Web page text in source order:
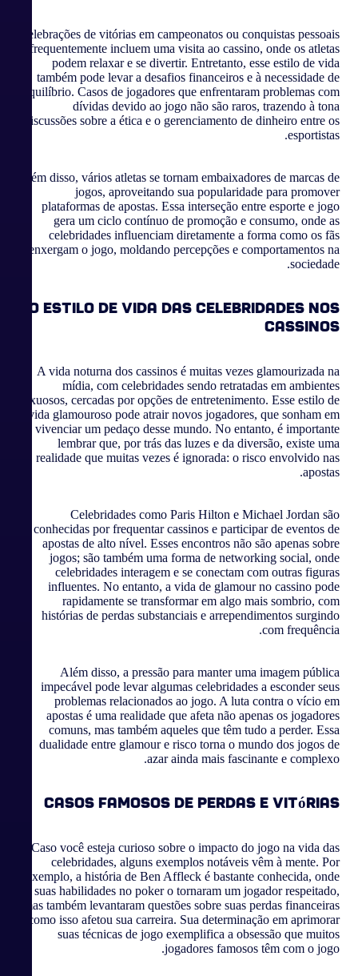
Celebrações de vitórias em campeonatos ou conquistas pessoais
frequentemente incluem uma visita ao cassino, onde os atletas
podem relaxar e se divertir. Entretanto, esse estilo de vida
também pode levar a desafios financeiros e à necessidade de
equilíbrio. Casos de jogadores que enfrentaram problemas com
dívidas devido ao jogo não são raros, trazendo à tona
discussões sobre a ética e o gerenciamento de dinheiro entre os
esportistas.
Além disso, vários atletas se tornam embaixadores de marcas de
jogos, aproveitando sua popularidade para promover
plataformas de apostas. Essa interseção entre esporte e jogo
gera um ciclo contínuo de promoção e consumo, onde as
celebridades influenciam diretamente a forma como os fãs
enxergam o jogo, moldando percepções e comportamentos na
sociedade.
O Estilo de Vida das Celebridades nos
Cassinos
A vida noturna dos cassinos é muitas vezes glamourizada na
mídia, com celebridades sendo retratadas em ambientes
luxuosos, cercadas por opções de entretenimento. Esse estilo de
vida glamouroso pode atrair novos jogadores, que sonham em
vivenciar um pedaço desse mundo. No entanto, é importante
lembrar que, por trás das luzes e da diversão, existe uma
realidade que muitas vezes é ignorada: o risco envolvido nas
apostas.
Celebridades como Paris Hilton e Michael Jordan são
conhecidas por frequentar cassinos e participar de eventos de
apostas de alto nível. Esses encontros não são apenas sobre
jogos; são também uma forma de networking social, onde
celebridades interagem e se conectam com outras figuras
influentes. No entanto, a vida de glamour no cassino pode
rapidamente se transformar em algo mais sombrio, com
histórias de perdas substanciais e arrependimentos surgindo
com frequência.
Além disso, a pressão para manter uma imagem pública
impecável pode levar algumas celebridades a esconder seus
problemas relacionados ao jogo. A luta contra o vício em
apostas é uma realidade que afeta não apenas os jogadores
comuns, mas também aqueles que têm tudo a perder. Essa
dualidade entre glamour e risco torna o mundo dos jogos de
azar ainda mais fascinante e complexo.
Casos Famosos de Perdas e Vitórias
Caso você esteja curioso sobre o impacto do jogo na vida das
celebridades, alguns exemplos notáveis vêm à mente. Por
exemplo, a história de Ben Affleck é bastante conhecida, onde
suas habilidades no poker o tornaram um jogador respeitado,
mas também levantaram questões sobre suas perdas financeiras
e como isso afetou sua carreira. Sua determinação em aprimorar
suas técnicas de jogo exemplifica a obsessão que muitos
jogadores famosos têm com o jogo.